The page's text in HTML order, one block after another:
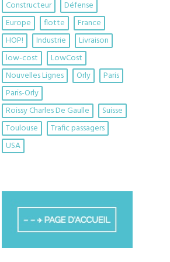
Constructeur
Défense
Europe
flotte
France
HOP!
Industrie
Livraison
low-cost
LowCost
Nouvelles Lignes
Orly
Paris
Paris-Orly
Roissy Charles De Gaulle
Suisse
Toulouse
Trafic passagers
USA